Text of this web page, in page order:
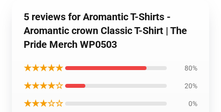
5 reviews for Aromantic T-Shirts -
Aromantic crown Classic T-Shirt | The
Pride Merch WP0503
★★★★★ 80%
★★★★☆ 20%
★★★☆☆ 0%